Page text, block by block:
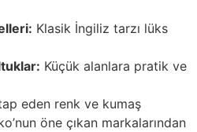
Klasik İngiliz tarzı lüks
Küçük alanlara pratik ve
eden renk ve kumaş
öne çıkan markalarından